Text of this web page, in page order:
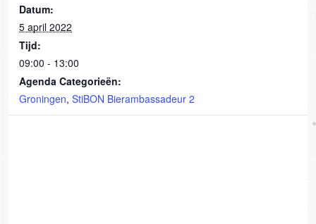
Datum:
5 april 2022
Tijd:
09:00 - 13:00
Agenda Categorieën:
Groningen, StiBON Bierambassadeur 2